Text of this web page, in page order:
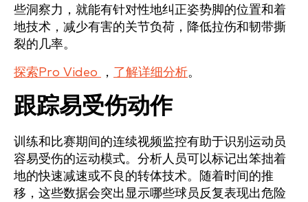
些洞察力，就能有针对性地纠正姿势脚的位置和着
地技术，减少有害的关节负荷，降低拉伤和韧带撕
裂的几率。
探索Pro Video ， 了解详细分析。
跟踪易受伤动作
训练和比赛期间的连续视频监控有助于识别运动员
容易受伤的运动模式。分析人员可以标记出笨拙着
地的快速减速或不良的转体技术。随着时间的推
移，这些数据会突出显示哪些球员反复表现出危险